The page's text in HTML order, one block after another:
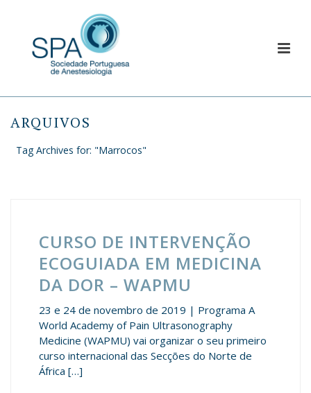
ARQUIVOS
Tag Archives for: "Marrocos"
CURSO DE INTERVENÇÃO
ECOGUIADA EM MEDICINA
DA DOR – WAPMU
23 e 24 de novembro de 2019 | Programa A
World Academy of Pain Ultrasonography
Medicine (WAPMU) vai organizar o seu primeiro
curso internacional das Secções do Norte de
África […]